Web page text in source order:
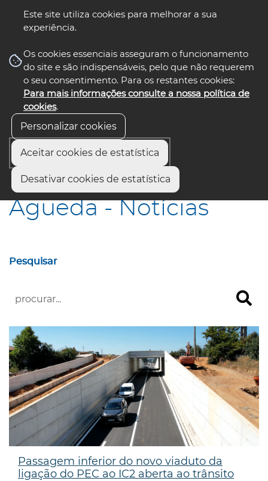
Este site utiliza cookies para melhorar a sua
experiência.
Os cookies essenciais asseguram o funcionamento
do site e são indispensáveis, pelo que não requerem
o seu consentimento. Para os restantes cookies:
Para mais informações consulte a nossa política de
cookies.
Personalizar cookies
Aceitar cookies de estatística
Desativar cookies de estatística
nos select language
Início Águeda - Notícias
Águeda - Notícias
Pesquisar
Passagem inferior do novo viaduto da
ligação do PEC ao IC2 aberta ao trânsito